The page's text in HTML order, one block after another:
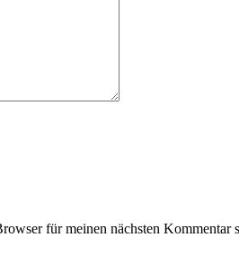
für meinen nächsten Kommentar